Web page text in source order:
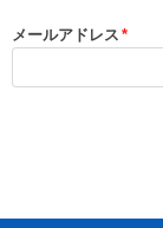
メールアドレス *